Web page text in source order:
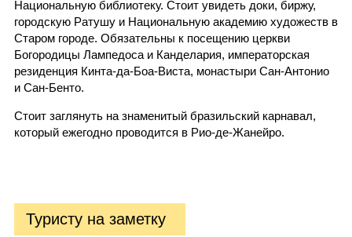
Национальную библиотеку. Стоит увидеть доки, биржу,
городскую Ратушу и Национальную академию художеств в
Старом городе. Обязательны к посещению церкви
Богородицы Лампедоса и Канделария, императорская
резиденция Кинта-да-Боа-Виста, монастыри Сан-Антонио
и Сан-Бенто.
Стоит заглянуть на знаменитый бразильский карнавал,
который ежегодно проводится в Рио-де-Жанейро.
Туристу на заметку